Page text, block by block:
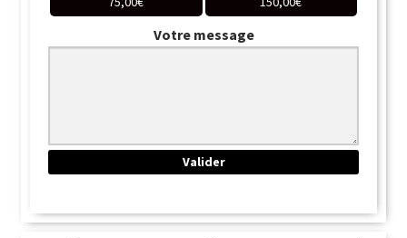
Votre message